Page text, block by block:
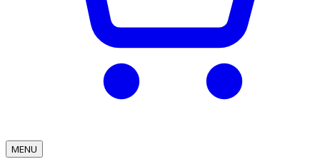
MENU